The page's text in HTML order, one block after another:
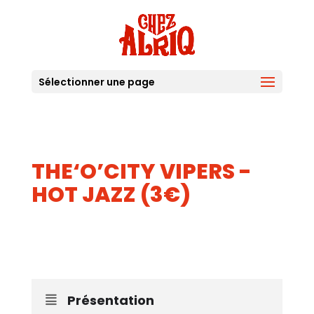
Sélectionner une page
THE‘O’CITY VIPERS -
HOT JAZZ (3€)
Présentation